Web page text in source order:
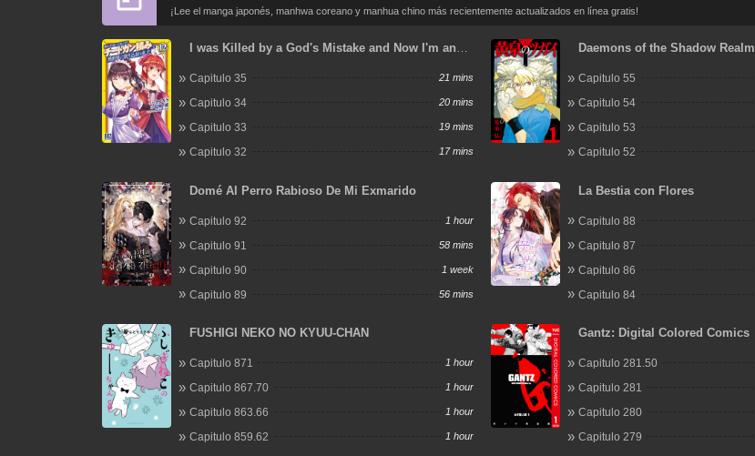
¡Lee el manga japonés, manhwa coreano y manhua chino más recientemente actualizados en línea gratis!
I was Killed by a God's Mistake and Now I'm an
World
Capitulo 35 21 mins
Capitulo 34 20 mins
Capitulo 33 19 mins
Capitulo 32 17 mins
Daemons of the Shadow Realm
Capitulo 55
Capitulo 54
Capitulo 53
Capitulo 52
Domé Al Perro Rabioso De Mi Exmarido
Capitulo 92 1 hour
Capitulo 91 58 mins
Capitulo 90 1 week
Capitulo 89 56 mins
La Bestia con Flores
Capitulo 88
Capitulo 87
Capitulo 86
Capitulo 84
FUSHIGI NEKO NO KYUU-CHAN
Capitulo 871 1 hour
Capitulo 867.70 1 hour
Capitulo 863.66 1 hour
Capitulo 859.62 1 hour
Gantz: Digital Colored Comics
Capitulo 281.50
Capitulo 281
Capitulo 280
Capitulo 279